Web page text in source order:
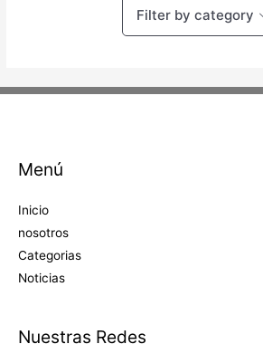
Filter by category
Menú
Inicio
nosotros
Categorias
Noticias
Nuestras Redes